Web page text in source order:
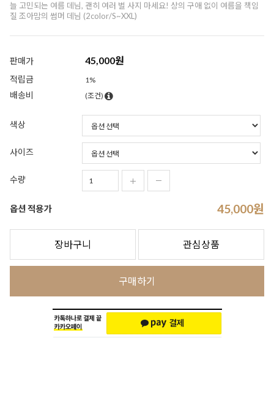
늘 고민되는 여름 데님, 괜히 여러 벌 사지 마세요! 상의 구애 없이 여름을 책임
질 조아맘의 썸머 데님 (2color/S~XXL)
판매가 45,000원
적립금 1%
배송비 (조건)
색상
사이즈
수량
옵션 적용가 45,000원
장바구니 관심상품
구매하기